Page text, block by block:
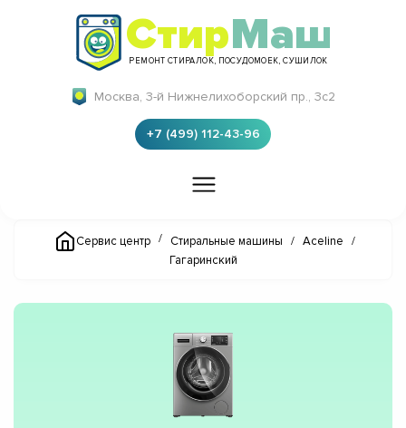
СтирМаш
РЕМОНТ СТИРАЛОК, ПОСУДОМОЕК, СУШИЛОК
Москва, 3-й Нижнелихоборский пр., 3с2
+7 (499) 112-43-96
Сервис центр / Стиральные машины / Aceline
/
Гагаринский